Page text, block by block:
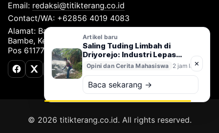
Email: redaksi@titikterang.co.id
Contact/WA: +62856 4019 4083
Alamat: Bambe Nomor 115, RT 009 RW 009, Desa
Bambe, Kecamatan Driyorejo, Kabupaten Gresik, Kode
Pos 61177
FacebookX (Twitter)
TikTok
© 2026 titikterang.co.id. All rights reserved.
Artikel baru
Saling Tuding Limbah di
Driyorejo: Industri Lepas
Tangan, Kali Surabaya
Terancam
Opini dan Cerita Mahasiswa 2 jam lalu
Baca sekarang →
✕